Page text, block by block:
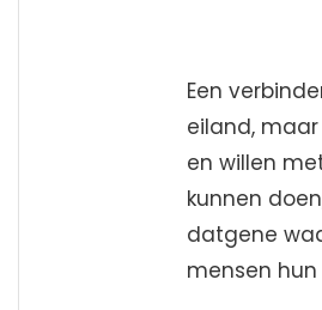
Een
eiland,
en willen
kunnen
datgene
mensen hun